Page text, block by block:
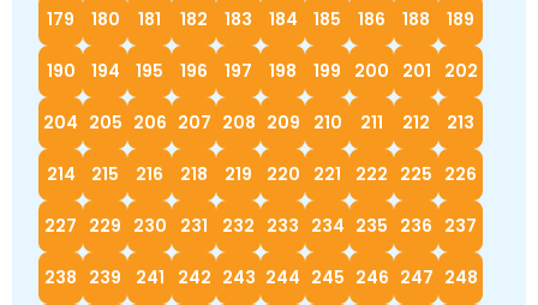
179 180 181 182 183 184 185 186 188 189
190 194 195 196 197 198 199 200 201 202
204 205 206 207 208 209 210 211 212 213
214 215 216 218 219 220 221 222 225 226
227 229 230 231 232 233 234 235 236 237
238 239 241 242 243 244 245 246 247 248